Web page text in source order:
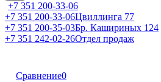
+7 351 200-33-06
+7 351 200-33-06Цвиллинга 77
+7 351 200-35-03Бр. Кашириных 124
+7 351 242-02-26Отдел продаж
Сравнение0